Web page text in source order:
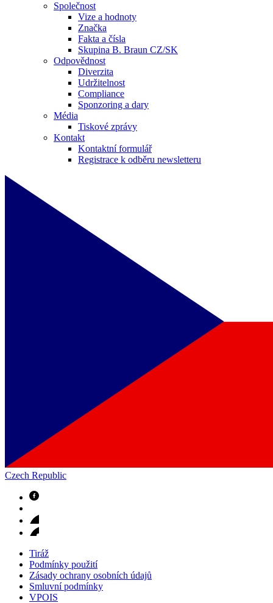
Společnost
Vize a hodnoty
Značka
Fakta a čísla
Skupina B. Braun CZ/SK
Odpovědnost
Diverzita
Udržitelnost
Compliance
Sponzoring a dary
Média
Tiskové zprávy
Kontakt
Kontaktní formulář
Registrace k odběru newsletteru
Czech Republic
Tiráž
Podmínky použití
Zásady ochrany osobních údajů
Smluvní podmínky
VPOIS